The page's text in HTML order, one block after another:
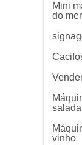
Mini
do
salada
vinho